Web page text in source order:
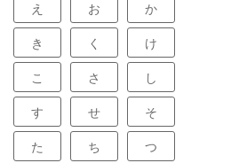
え お か
き く け
こ さ し
す せ そ
た ち つ